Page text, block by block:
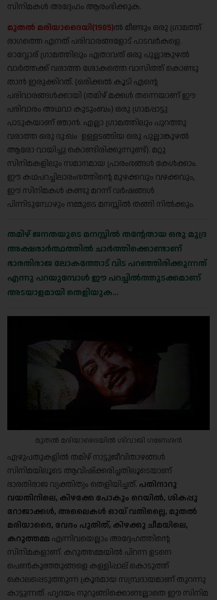
സിനിമകള്‍ അദ്ദേഹം ആരംഭിക്കുക.
മുതൽ മരിയാദൈയി(1985)ൽ മീണ്ടും ഒരു ഗ്രാമത്ത്
രാഗത്തെ എനത് പരിവാരങ്ങളോട് പാടവര്‍കളെ.
ഓവ്വോര് ഗ്രാമത്തിലും ഏതാവത് ഒരു പുല്ലാങ്കുഴല്‍
വാര്‍ത്തക്ക് വരാത്ത ശോകത്തെ വാസിത്ത് കൊണ്ടു
താന്‍ ഇരുക്കിറത്. (ഒരിക്കല്‍ കൂടി എന്റെ
പരിവാരങ്ങള്‍ക്കായി (തമിഴ് മക്കള്‍ തന്നെയാണ് ഈ
പരിവാരം അഥവാ കുടുംബം) ഒരു ഗ്രാമപ്പാട്ടു
പാടുകയാണ് ഞാന്‍. എല്ലാ ഗ്രാമത്തിലും പുറത്തു
വരാത്ത ഒരു ദു:ഖം ഉള്ളടങ്ങിയ ഒരു പുല്ലാങ്കുഴല്‍
ആരോ വായിച്ചു കൊണ്ടിരിക്കുന്നുണ്ട്‌). മറ്റു
സിനിമകളിലും സമാനമായ പ്രാരംഭങ്ങള്‍ കേള്‍ക്കാം.
ഈ കഥപറച്ചിലാരംഭത്തിന്റെ മുഴക്കവും വഴക്കവും,
ഈ സിനിമകള്‍ കണ്ടു മറന്ന് വര്‍ഷങ്ങള്‍
പിന്നിടുമ്പോഴും നമ്മുടെ മനസ്സില്‍ തങ്ങി നില്‍ക്കും.
തമിഴ് ജനതയുടെ മനസ്സില്‍ തന്റേതായ ഒരു മുദ്ര
അക്ഷരാര്‍ത്ഥത്തില്‍ ചാര്‍ത്തിക്കൊണ്ടാണ്
ഭാരതിരാജ ലോകത്തോട് വിട പറഞ്ഞിരിക്കുന്നത്
എന്നു പറയുമ്പോള്‍ ഈ പറച്ചില്‍ത്തുടക്കമാണ്
അടയാളമായി തെളിയുക…
മുതൽ മരിയാദൈയിൽ ശിവാജി ഗണേശൻ
എഴുപതുകളില്‍ തമിഴ് നാട്ടുജീവിതാഴങ്ങള്‍
സിനിമയിലൂടെ ആവിഷ്‌ക്കരിച്ചതിലൂടെയാണ്
ഭാരതിരാജ വ്യക്തിത്വം തെളിയിച്ചത്. പതിനാറു
വയതിനിലെ, കിഴക്കേ പോകും റെയില്‍, ശികപ്പു
റോജാക്കള്‍, അലൈകള്‍ ഓയ് വതില്ലൈ, മുതല്‍
മരിയാദൈ, വേദം പുതിത്, കിഴക്കു ചീമയിലെ,
കറുത്തമ്മ എന്നിവയെല്ലാം അദ്ദേഹത്തിന്റെ
സിനിമകളാണ്. കറുത്തമ്മയില്‍ പിറന്ന ഉടനെ
പെണ്‍കുഞ്ഞുങ്ങളെ കള്ളിപ്പാല് കൊടുത്ത്
കൊലപ്പെടുത്തുന്ന ക്രൂരമായ സമ്പ്രദായമാണ് തുറന്നു
കാട്ടുന്നത്. ഹൃദയം നുറുങ്ങിക്കൊണ്ടല്ലാതെ ഈ സിനിമ